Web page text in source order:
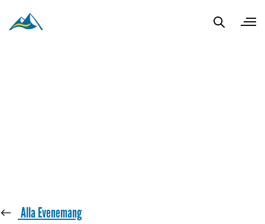
« Alla Evenemang